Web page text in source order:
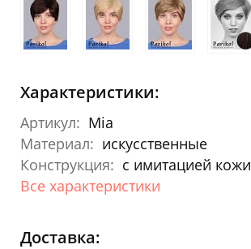
Характеристики:
Артикул: Mia
Материал: искусственные
Конструкция: с имитацией кожи
Все характеристики
Доставка: